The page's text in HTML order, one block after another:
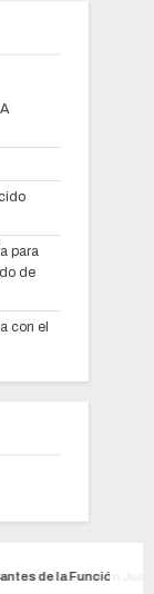
para
de
con el
la Función Judicial